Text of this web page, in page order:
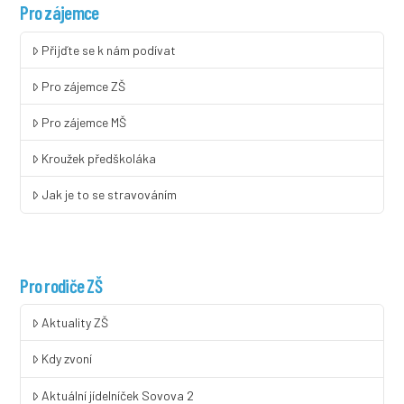
Pro zájemce
Přijďte se k nám podívat
Pro zájemce ZŠ
Pro zájemce MŠ
Kroužek předškoláka
Jak je to se stravováním
Pro rodiče ZŠ
Aktuality ZŠ
Kdy zvoní
Aktuální jídelníček Sovova 2